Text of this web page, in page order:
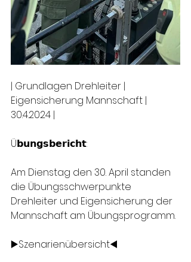
| Grundlagen Drehleiter |
Eigensicherung Mannschaft |
30.4.2024 |
Ü𝗯𝘂𝗻𝗴𝘀𝗯𝗲𝗿𝗶𝗰𝗵𝘁:
Am Dienstag den 30. April standen
die Übungsschwerpunkte
Drehleiter und Eigensicherung der
Mannschaft am Übungsprogramm.
▶️Szenarienübersicht◀️